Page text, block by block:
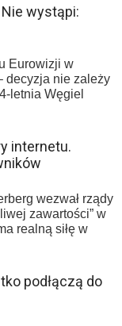
Nie wystąpi:
Eurowizji w
decyzja nie zależy
letnia Węgiel
internetu.
wezwał rządy
zawartości” w
realną siłę w
podłączą do